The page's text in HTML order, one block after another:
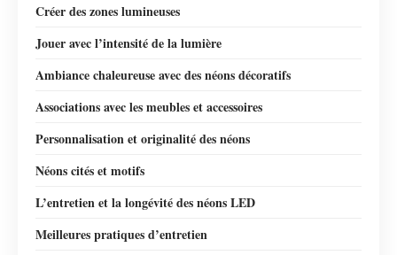
Créer des zones lumineuses
Jouer avec l’intensité de la lumière
Ambiance chaleureuse avec des néons décoratifs
Associations avec les meubles et accessoires
Personnalisation et originalité des néons
Néons cités et motifs
L’entretien et la longévité des néons LED
Meilleures pratiques d’entretien